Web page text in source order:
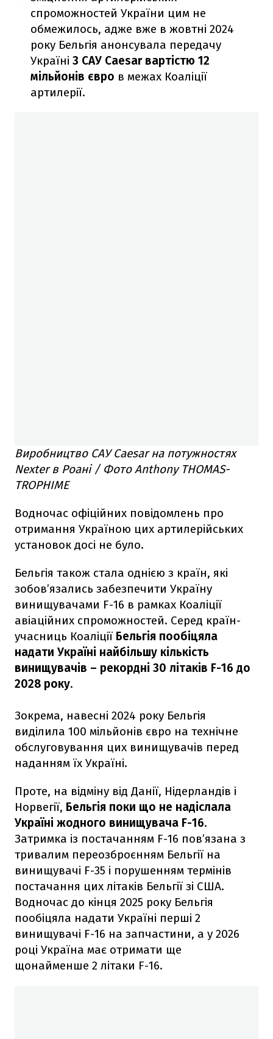
спроможностей України цим не
обмежилось, адже вже в жовтні 2024
року Бельгія анонсувала передачу
Україні3 САУ Caesar вартістю 12
мільйонів євро в межах Коаліції
артилерії.
Виробництво САУ Caesar на потужностях
Nexter в Роані / Фото Anthony THOMAS-
TROPHIME
Водночас офіційних повідомлень про
отримання Україною цих артилерійських
установок досі не було.
Бельгія також стала однією з країн, які
зобов’язались забезпечити Україну
винищувачами F-16 в рамках Коаліції
авіаційних спроможностей. Серед країн-
учасниць Коаліції Бельгія пообіцяла
надати Україні найбільшу кількість
винищувачів – рекордні 30 літаків F-16 до
2028 року.
Зокрема, навесні 2024 року Бельгія
виділила 100 мільйонів євро на технічне
обслуговування цих винищувачів перед
наданням їх Україні.
Проте, на відміну від Данії, Нідерландів і
Норвегії, Бельгія поки що не надіслала
Україні жодного винищувача F-16.
Затримка із постачанням F-16 пов’язана з
тривалим переозброєнням Бельгії на
винищувачі F-35 і порушенням термінів
постачання цих літаків Бельгії зі США.
Водночас до кінця 2025 року Бельгія
пообіцяла надати Україні перші 2
винищувачі F-16 на запчастини, а у 2026
році Україна має отримати ще
щонайменше 2 літаки F-16.